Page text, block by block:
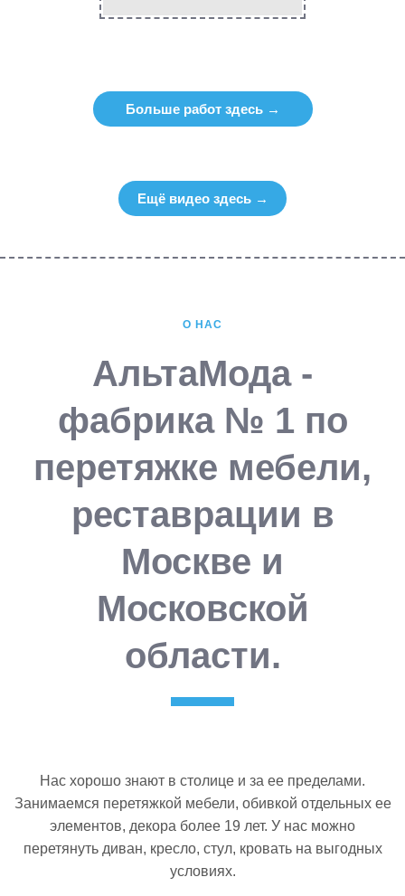
Больше работ здесь →
Ещё видео здесь →
О НАС
АльтаМода -
фабрика № 1 по
перетяжке мебели,
реставрации в
Москве и
Московской
области.
Нас хорошо знают в столице и за ее пределами.
Занимаемся перетяжкой мебели, обивкой отдельных ее
элементов, декора более 19 лет. У нас можно
перетянуть диван, кресло, стул, кровать на выгодных
условиях.